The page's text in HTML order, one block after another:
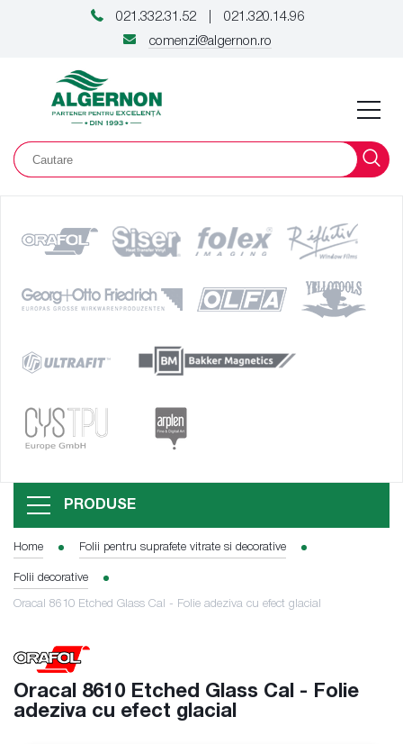
021.332.31.52
021.320.14.96
comenzi@algernon.ro
PRODUSE
Home Folii pentru suprafete vitrate si decorative
Folii decorative
Oracal 8610 Etched Glass Cal - Folie adeziva cu efect glacial
Oracal 8610 Etched Glass Cal - Folie
adeziva cu efect glacial